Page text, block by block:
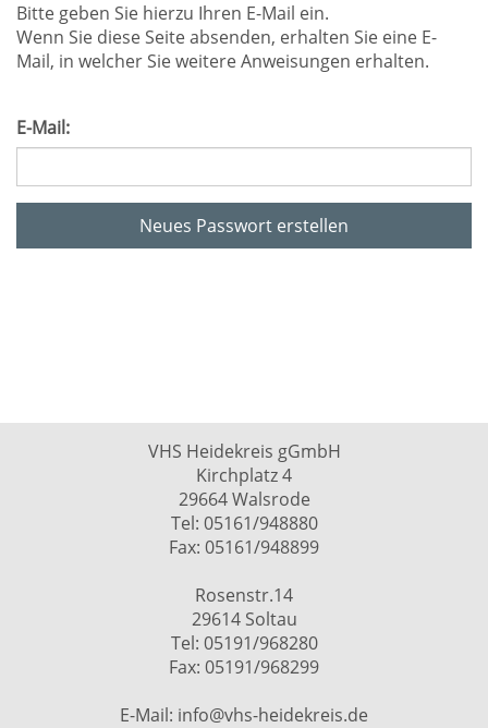
Bitte geben Sie hierzu Ihren E-Mail ein.
Wenn Sie diese Seite absenden, erhalten Sie eine E-
Mail, in welcher Sie weitere Anweisungen erhalten.
E-Mail:
Neues Passwort erstellen
VHS Heidekreis gGmbH
Kirchplatz 4
29664 Walsrode
Tel: 05161/948880
Fax: 05161/948899
Rosenstr.14
29614 Soltau
Tel: 05191/968280
Fax: 05191/968299
E-Mail: info@vhs-heidekreis.de